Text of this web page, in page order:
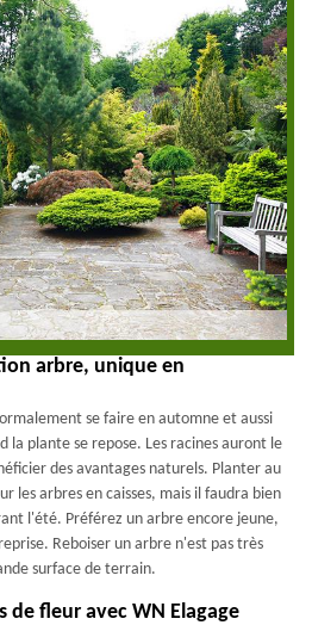
arbre, unique en
se faire en automne et aussi
la plante se repose. Les racines auront le
des avantages naturels. Planter au
les arbres en caisses, mais il faudra bien
l'été. Préférez un arbre encore jeune,
Reboiser un arbre n'est pas très
surface de terrain.
de fleur avec WN Elagage